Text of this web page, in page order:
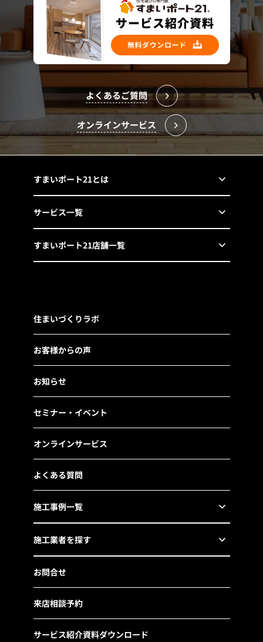
よくあるご質問
オンラインサービス
すまいポート21とは
サービス一覧
すまいポート21店舗一覧
住まいづくりラボ
お客様からの声
お知らせ
セミナー・イベント
オンラインサービス
よくある質問
施工事例一覧
施工業者を探す
お問合せ
来店相談予約
サービス紹介資料ダウンロード